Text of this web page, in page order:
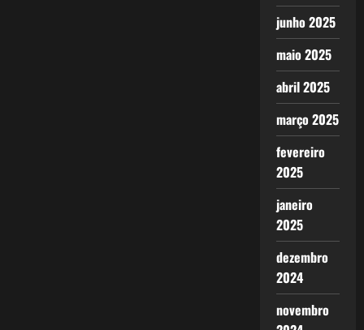
junho 2025
maio 2025
abril 2025
março 2025
fevereiro
2025
janeiro
2025
dezembro
2024
novembro